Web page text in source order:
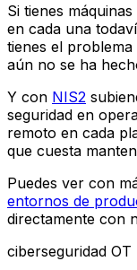
Si tienes
en cada una
tienes el
aún no se ha
Y con NIS2
seguridad en
remoto en cada
que cuesta
Puedes ver con
entornos de
directamente con
ciberseguridad OT